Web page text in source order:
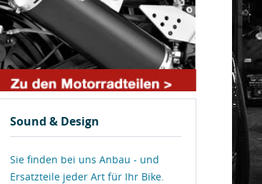
Sound & Design
Sie finden bei uns Anbau - und
Ersatzteile jeder Art für Ihr Bike.